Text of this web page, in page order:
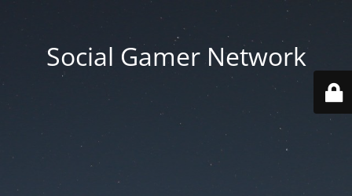
Social Gamer Network